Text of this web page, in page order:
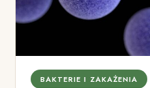
BAKTERIE I ZAKAŻENIA